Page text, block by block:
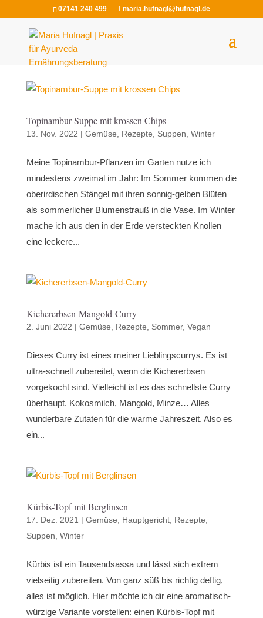
07141 240 499 maria.hufnagl@hufnagl.de
Topinambur-Suppe mit krossen Chips
13. Nov. 2022 | Gemüse Rezepte Suppen Winter
Meine Topinambur-Pflanzen im Garten nutze ich
mindestens zweimal im Jahr: Im Sommer kommen die
oberirdischen Stängel mit ihren sonnig-gelben Blüten
als sommerlicher Blumenstrauß in die Vase. Im Winter
mache ich aus den in der Erde versteckten Knollen
eine leckere...
Kichererbsen-Mangold-Curry
2. Juni 2022 | Gemüse Rezepte Sommer, Vegan
Dieses Curry ist eines meiner Lieblingscurrys. Es ist
ultra-schnell zubereitet, wenn die Kichererbsen
vorgekocht sind. Vielleicht ist es das schnellste Curry
überhaupt. Kokosmilch, Mangold, Minze… Alles
wunderbare Zutaten für die warme Jahreszeit. Also es
ein...
Kürbis-Topf mit Berglinsen
17. Dez. 2021 | Gemüse Hauptgericht, Rezepte
Suppen Winter
Kürbis ist ein Tausendsassa und lässt sich extrem
vielseitig zubereiten. Von ganz süß bis richtig deftig,
alles ist möglich. Hier möchte ich dir eine aromatisch-
würzige Variante vorstellen: einen Kürbis-Topf mit